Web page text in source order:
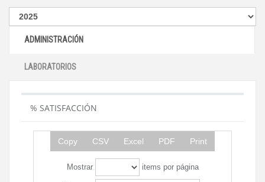
ADMINISTRACIÓN
LABORATORIOS
% SATISFACCIÓN
Copy CSV Excel PDF Print
Mostrar items por página